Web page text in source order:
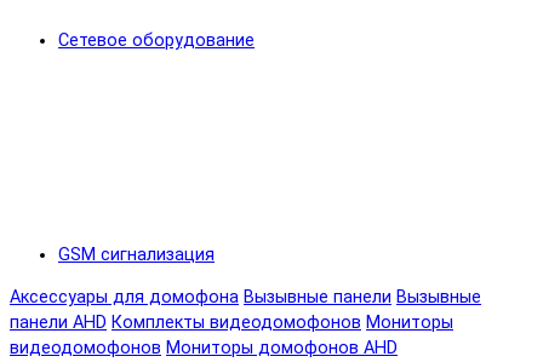
Сетевое оборудование
GSM сигнализация
Аксессуары для домофона Вызывные панели Вызывные
панели AHD Комплекты видеодомофонов Мониторы
видеодомофонов Мониторы домофонов AHD